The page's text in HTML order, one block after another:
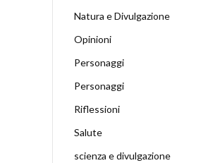
Natura e Divulgazione
Opinioni
Personaggi
Personaggi
Riflessioni
Salute
scienza e divulgazione